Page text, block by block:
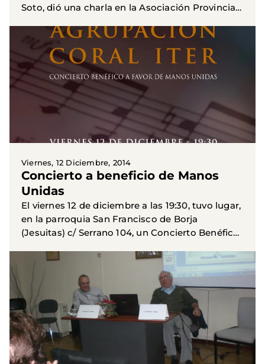
Soto, dió una charla en la Asociación Provincial
derechos humanos...
Viernes, 12 Diciembre, 2014
Concierto a beneficio de Manos
Unidas
El viernes 12 de diciembre a las 19:30, tuvo lugar,
en la parroquia San Francisco de Borja
(Jesuitas) c/ Serrano 104, un Concierto Benéfico